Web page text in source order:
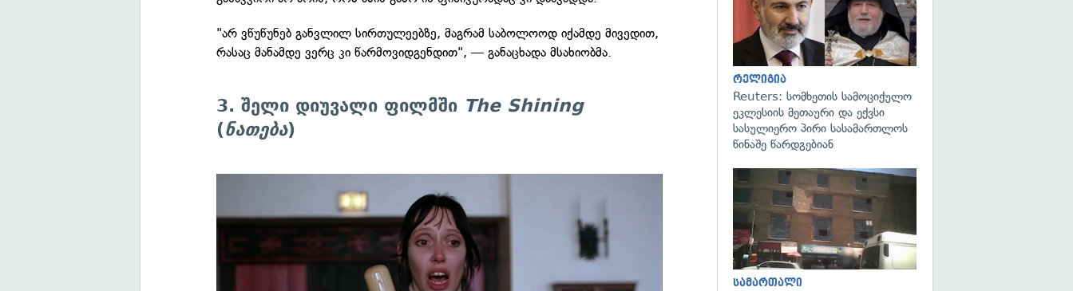
"არ ვწუწუნებ განვლილ სირთულეებზე, მაგრამ საბოლოოდ იქამდე მივედით,
რასაც მანამდე ვერც კი წარმოვიდგენდით", — განაცხადა მსახიობმა.
3. შელი დიუვალი ფილმში The Shining
(ნათება)
რელიგია
Reuters: სომხეთის სამოციქულო
ეკლესიის მეთაური და ექვსი
სასულიერო პირი სასამართლოს
წინაშე წარდგებიან
სამართალი